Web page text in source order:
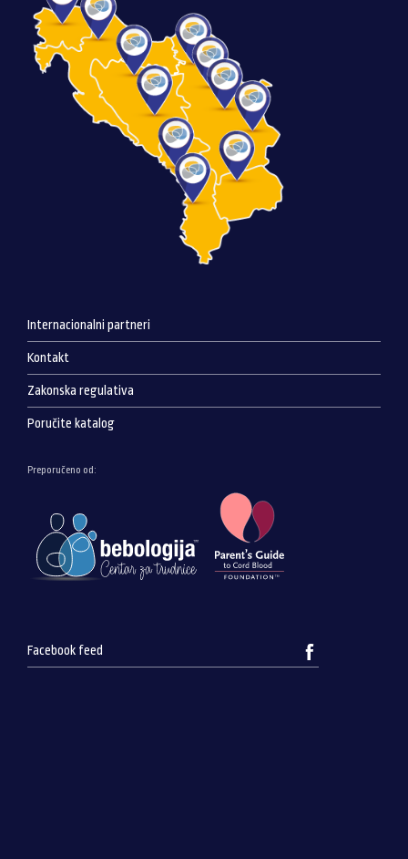
Internacionalni partneri
Kontakt
Zakonska regulativa
Poručite katalog
Preporučeno od:
Facebook feed